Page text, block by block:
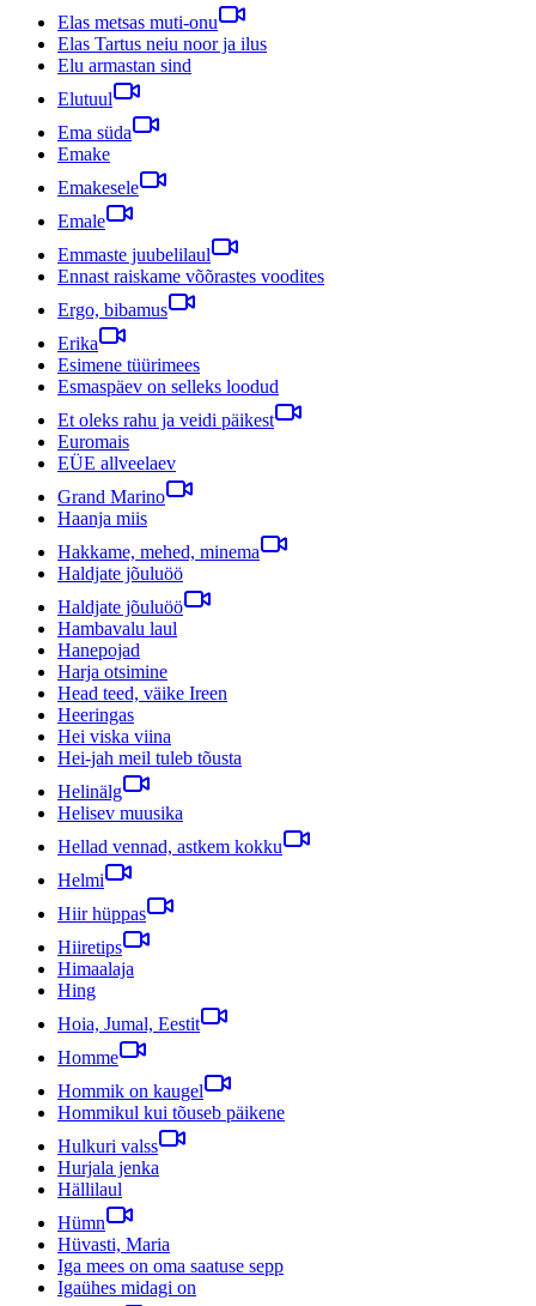
Elas metsas muti-onu
Elas Tartus neiu noor ja ilus
Elu armastan sind
Elutuul
Ema süda
Emake
Emakesele
Emale
Emmaste juubelilaul
Ennast raiskame võõrastes voodites
Ergo, bibamus
Erika
Esimene tüürimees
Esmaspäev on selleks loodud
Et oleks rahu ja veidi päikest
Euromais
EÜE allveelaev
Grand Marino
Haanja miis
Hakkame, mehed, minema
Haldjate jõuluöö
Haldjate jõuluöö
Hambavalu laul
Hanepojad
Harja otsimine
Head teed, väike Ireen
Heeringas
Hei viska viina
Hei-jah meil tuleb tõusta
Helinälg
Helisev muusika
Hellad vennad, astkem kokku
Helmi
Hiir hüppas
Hiiretips
Himaalaja
Hing
Hoia, Jumal, Eestit
Homme
Hommik on kaugel
Hommikul kui tõuseb päikene
Hulkuri valss
Hurjala jenka
Hällilaul
Hümn
Hüvasti, Maria
Iga mees on oma saatuse sepp
Igaühes midagi on